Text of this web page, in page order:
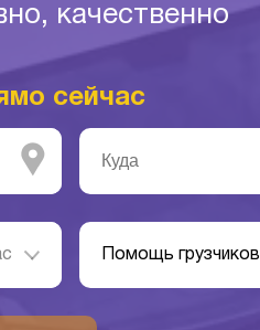
качественно
сейчас
Помощь грузчиков